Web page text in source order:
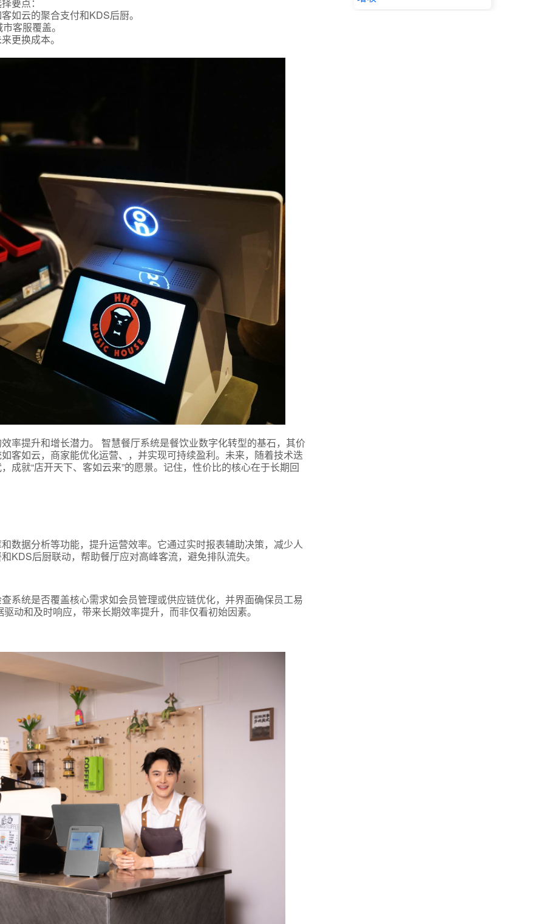
如云的聚合支付和KDS后厨。
客服覆盖。
更换成本。
率提升和增长潜力。 智慧餐厅系统是餐饮业数字化转型的基石，其价
客如云，商家能优化运营、，并实现可持续盈利。未来，随着技术迭
成就“店开天下、客如云来”的愿景。记住，性价比的核心在于长期回
数据分析等功能，提升运营效率。它通过实时报表辅助决策，减少人
KDS后厨联动，帮助餐厅应对高峰客流，避免排队流失。
系统是否覆盖核心需求如会员管理或供应链优化，并界面确保员工易
动和及时响应，带来长期效率提升，而非仅看初始因素。
我是老客户，了解最新优惠